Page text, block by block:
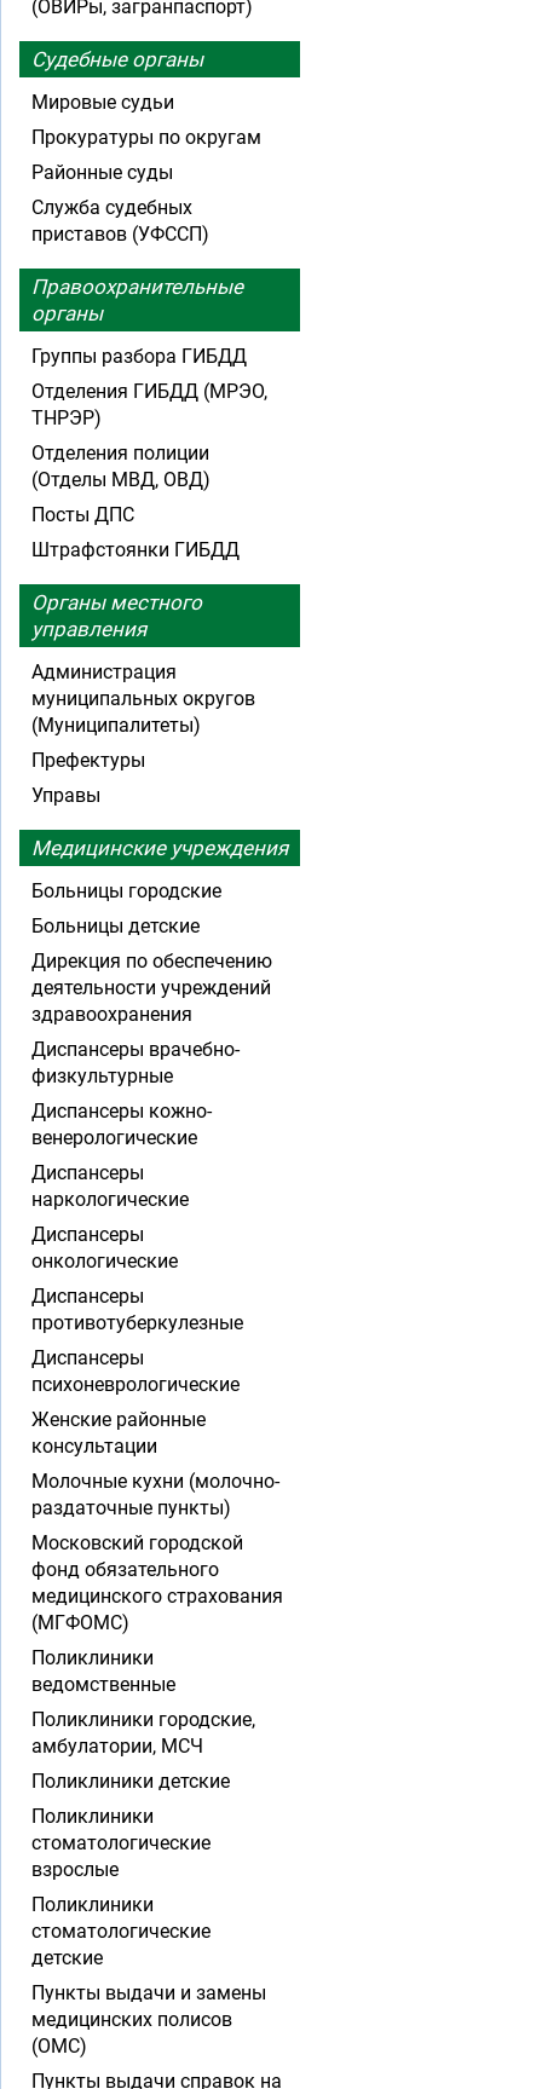
(ОВИРы, загранпаспорт)
Судебные органы
Мировые судьи
Прокуратуры по округам
Районные суды
Служба судебных
приставов (УФССП)
Правоохранительные
органы
Группы разбора ГИБДД
Отделения ГИБДД (МРЭО,
ТНРЭР)
Отделения полиции
(Отделы МВД, ОВД)
Посты ДПС
Штрафстоянки ГИБДД
Органы местного
управления
Администрация
муниципальных округов
(Муниципалитеты)
Префектуры
Управы
Медицинские учреждения
Больницы городские
Больницы детские
Дирекция по обеспечению
деятельности учреждений
здравоохранения
Диспансеры врачебно-
физкультурные
Диспансеры кожно-
венерологические
Диспансеры
наркологические
Диспансеры
онкологические
Диспансеры
противотуберкулезные
Диспансеры
психоневрологические
Женские районные
консультации
Молочные кухни (молочно-
раздаточные пункты)
Московский городской
фонд обязательного
медицинского страхования
(МГФОМС)
Поликлиники
ведомственные
Поликлиники городские,
амбулатории, МСЧ
Поликлиники детские
Поликлиники
стоматологические
взрослые
Поликлиники
стоматологические
детские
Пункты выдачи и замены
медицинских полисов
(ОМС)
Пункты выдачи справок на